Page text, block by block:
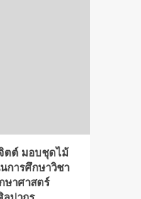
ตต์ มอบชุดไม้
การศึกษาวิชา
ษาศาสตร์